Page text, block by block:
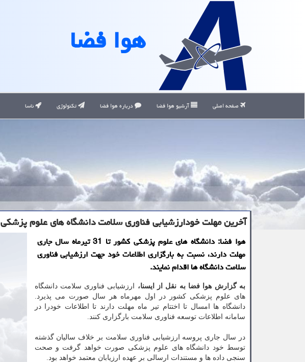
هوا فضا
صفحه اصلی آرشیو هوا فضا درباره هوا فضا تکنولوژی ناسا
آخرین مهلت خودارزشیابی فناوری سلامت دانشگاه های علوم پزشکی
هوا فضا: دانشگاه های علوم پزشکی کشور تا 31 تیرماه سال جاری
مهلت دارند، نسبت به بارگزاری اطلاعات خود جهت ارزشیابی فناوری
سلامت دانشگاه ها اقدام نمایند.
به گزارش هوا فضا به نقل از ایسنا،
ارزشیابی فناوری سلامت دانشگاه
های علوم پزشکی کشور در اول مهرماه هر سال صورت می پذیرد.
دانشگاه ها امسال تا اختتام تیر ماه مهلت دارند تا اطلاعات خودرا در
سامانه اطلاعات توسعه فناوری سلامت بارگزاری کنند.
در سال جاری پروسه ارزشیابی فناوری سلامت بر خلاف سالیان گذشته
توسط خود دانشگاه های علوم پزشکی صورت خواهد گرفت و صحت
سنجی داده ها و مستندات ارسالی بر عهده ارزیابان معتمد خواهد بود.